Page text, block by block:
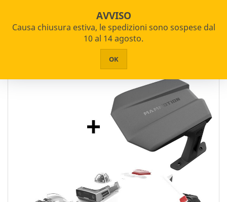

PRODOTTI
Giardinaggio e Agricoltura
Filtro
AVVISO
Causa chiusura estiva, le spedizioni sono sospese dal
10 al 14 agosto.
OK